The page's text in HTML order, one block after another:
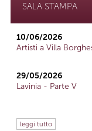
SALA STAMPA
10/06/2026
Artisti a Villa
29/05/2026
Lavinia - Parte V
leggi tutto